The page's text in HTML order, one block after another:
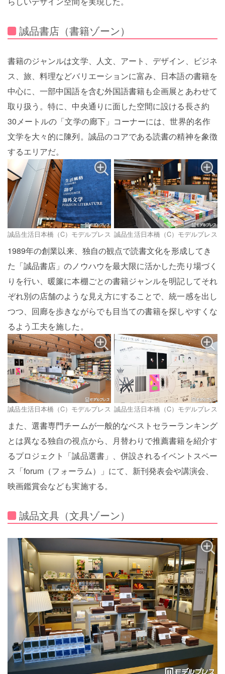
誠品書店（書籍ゾーン）
書籍のジャンルは文学、人文、アート、デザイン、ビジネ
ス、旅、料理などバリエーションに富み、日本語の書籍を
中心に、一部中国語を含む外国語書籍も企画展とあわせて
取り扱う。特に、中央通りに面した空間に設ける長さ約
30メートルの「文学の廊下」コーナーには、世界的名作
文学を大々的に陳列。誠品のコアである読書の精神を象徴
するエリアだ。
誠品生活日本橋（C）モデルプレス 誠品生活日本橋（C）モデルプレス
1989年の創業以来、独自の観点で読書文化を形成してき
た「誠品書店」のノウハウを最大限に活かした売り場づく
りを行い、暖簾に本棚ごとの書籍ジャンルを明記してそれ
ぞれ別の店舗のような見え方にすることで、統一感を出し
つつ、回廊を歩きながらでも目当ての書籍を探しやすくな
るよう工夫を施した。
誠品生活日本橋（C）モデルプレス 誠品生活日本橋（C）モデルプレス
また、選書専門チームが一般的なベストセラーランキング
とは異なる独自の視点から、月替わりで推薦書籍を紹介す
るプロジェクト「誠品選書」、併設されるイベントスペー
ス「forum（フォーラム）」にて、新刊発表会や講演会、
映画鑑賞会なども実施する。
誠品文具（文具ゾーン）